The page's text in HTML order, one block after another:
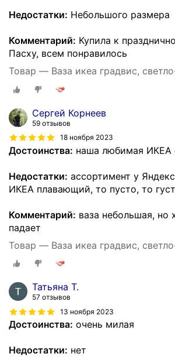
Недостатки: Небольшого размера
Комментарий: Купила к
Пасху, всем понравилось
Товар — Ваза икеа градвис,
Сергей Корнеев
59 отзывов
18 ноября 2023
Достоинства: наша любимая ИКЕА
Недостатки: ассортимент у
ИКЕА плавающий, то пусто, то
Комментарий: ваза небольшая, но
падает
Товар — Ваза икеа градвис,
Татьяна Т.
57 отзывов
13 ноября 2023
Достоинства: очень милая
Недостатки: нет